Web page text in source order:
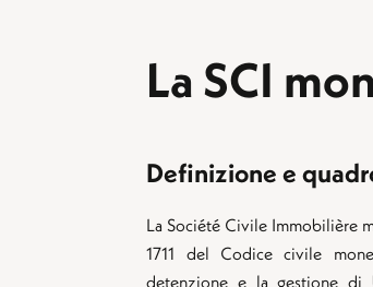
La SCI
Definizione e
La Société Civile Immobilière
1711 del Codice civile
detenzione e la gestione di